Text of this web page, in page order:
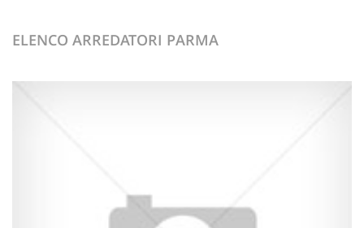
ELENCO ARREDATORI PARMA